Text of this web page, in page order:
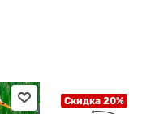
Скидка 20%